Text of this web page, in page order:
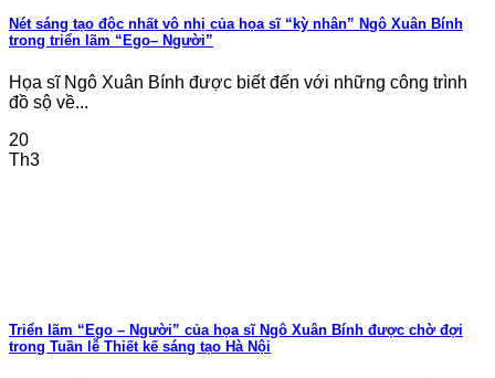
Nét sáng tạo độc nhất vô nhị của họa sĩ “kỳ nhân” Ngô Xuân Bính
trong triển lãm “Ego– Người”
Họa sĩ Ngô Xuân Bính được biết đến với những công trình
đồ sộ về...
20
Th3
Triển lãm “Ego – Người” của họa sĩ Ngô Xuân Bính được chờ đợi
trong Tuần lễ Thiết kế sáng tạo Hà Nội